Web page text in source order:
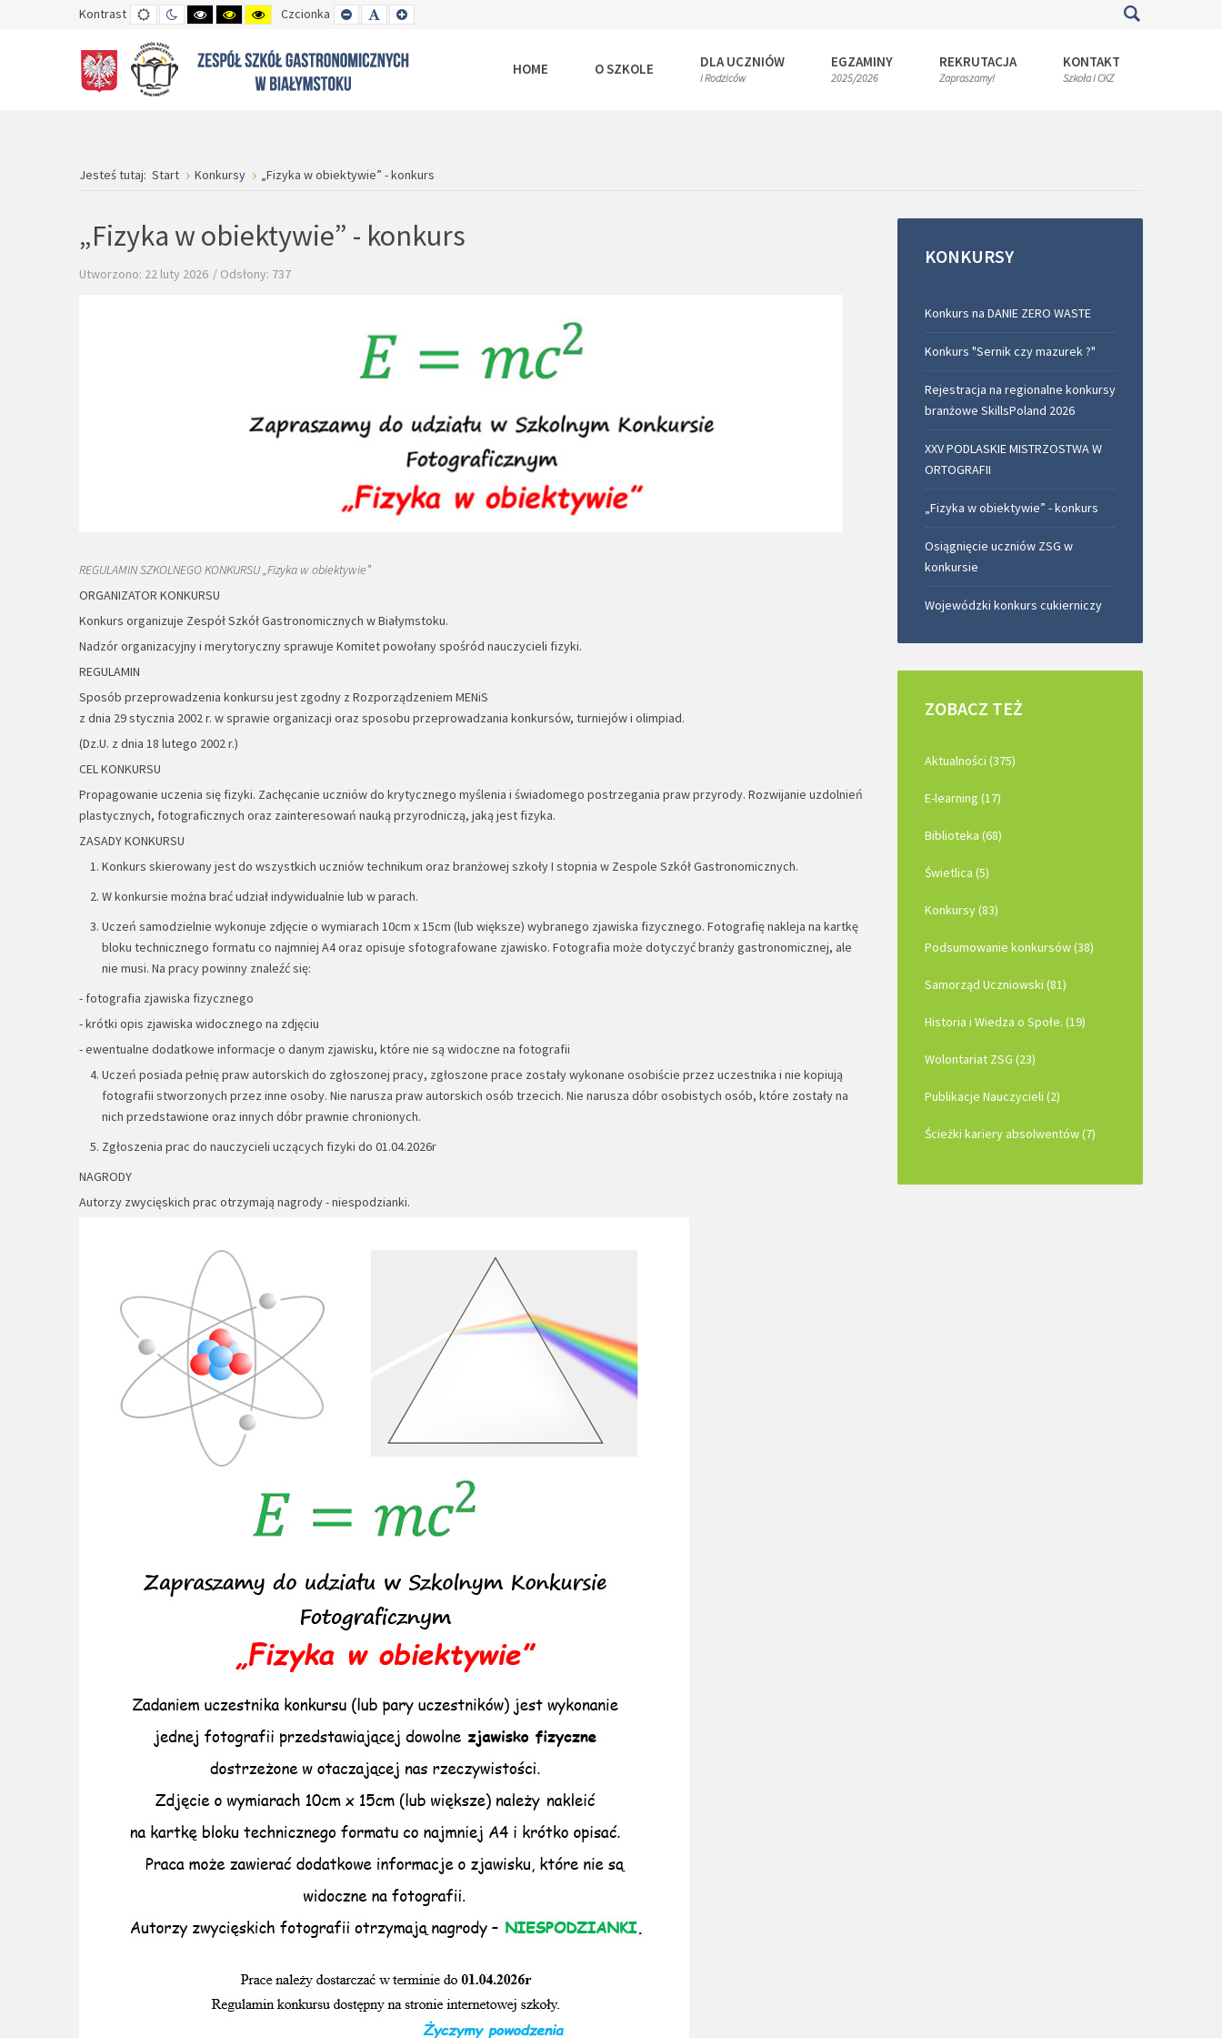
Kontrast TRYB
DOMYŚLNY
TRYB
DZIENNY
WYSOKI
CZARNO-
KONTRAST
WYSOKI
CZARNO-
KONTRAST
WYSOKI
ŻÓŁTO-
KONTRAST
Czcionka SET
SMALLER
SET
DEFAULT
SET
LARGER
HOME O SZKOLE DLA UCZNIÓW
i Rodziców
EGZAMINY
2025/2026
REKRUTACJA
Zapraszamy!
KONTAKT
Szkoła i CKZ
Jesteś tutaj: Start Konkursy „Fizyka w obiektywie” - konkurs
„Fizyka w obiektywie” - konkurs
Utworzono: 22 luty 2026 Odsłony: 737
REGULAMIN SZKOLNEGO KONKURSU „Fizyka w obiektywie”
ORGANIZATOR KONKURSU
Konkurs organizuje Zespół Szkół Gastronomicznych w Białymstoku.
Nadzór organizacyjny i merytoryczny sprawuje Komitet powołany spośród nauczycieli fizyki.
REGULAMIN
Sposób przeprowadzenia konkursu jest zgodny z Rozporządzeniem MENiS
z dnia 29 stycznia 2002 r. w sprawie organizacji oraz sposobu przeprowadzania konkursów, turniejów i olimpiad.
(Dz.U. z dnia 18 lutego 2002 r.)
CEL KONKURSU
Propagowanie uczenia się fizyki. Zachęcanie uczniów do krytycznego myślenia i świadomego postrzegania praw przyrody. Rozwijanie uzdolnień
plastycznych, fotograficznych oraz zainteresowań nauką przyrodniczą, jaką jest fizyka.
ZASADY KONKURSU
Konkurs skierowany jest do wszystkich uczniów technikum oraz branżowej szkoły I stopnia w Zespole Szkół Gastronomicznych.
W konkursie można brać udział indywidualnie lub w parach.
Uczeń samodzielnie wykonuje zdjęcie o wymiarach 10cm x 15cm (lub większe) wybranego zjawiska fizycznego. Fotografię nakleja na kartkę
bloku technicznego formatu co najmniej A4 oraz opisuje sfotografowane zjawisko. Fotografia może dotyczyć branży gastronomicznej, ale
nie musi. Na pracy powinny znaleźć się:
- fotografia zjawiska fizycznego
- krótki opis zjawiska widocznego na zdjęciu
- ewentualne dodatkowe informacje o danym zjawisku, które nie są widoczne na fotografii
Uczeń posiada pełnię praw autorskich do zgłoszonej pracy, zgłoszone prace zostały wykonane osobiście przez uczestnika i nie kopiują
fotografii stworzonych przez inne osoby. Nie narusza praw autorskich osób trzecich. Nie narusza dóbr osobistych osób, które zostały na
nich przedstawione oraz innych dóbr prawnie chronionych.
Zgłoszenia prac do nauczycieli uczących fizyki do 01.04.2026r
NAGRODY
Autorzy zwycięskich prac otrzymają nagrody - niespodzianki.
KONKURSY
Konkurs na DANIE ZERO WASTE
Konkurs "Sernik czy mazurek ?"
Rejestracja na regionalne konkursy
branżowe SkillsPoland 2026
XXV PODLASKIE MISTRZOSTWA W
ORTOGRAFII
„Fizyka w obiektywie” - konkurs
Osiągnięcie uczniów ZSG w
konkursie
Wojewódzki konkurs cukierniczy
ZOBACZ TEŻ
Aktualności (375)
E-learning (17)
Biblioteka (68)
Świetlica (5)
Konkursy (83)
Podsumowanie konkursów (38)
Samorząd Uczniowski (81)
Historia i Wiedza o Społe. (19)
Wolontariat ZSG (23)
Publikacje Nauczycieli (2)
Ścieżki kariery absolwentów (7)